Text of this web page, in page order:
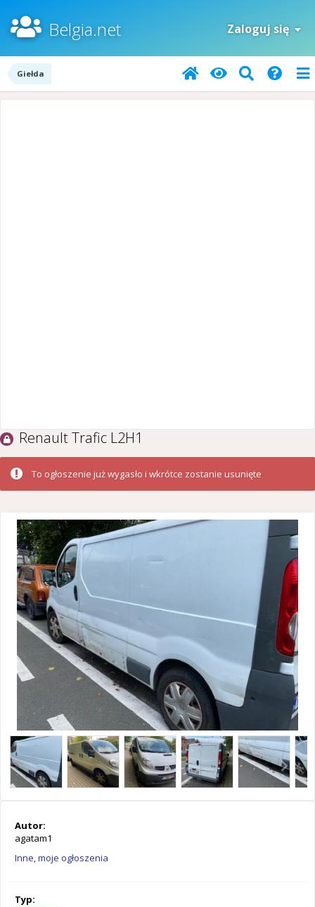
Belgia.net Zaloguj się
Giełda
Renault Trafic L2H1
To ogłoszenie już wygasło i wkrótce zostanie usunięte
Autor:
agatam1
Inne, moje ogłoszenia
Typ: